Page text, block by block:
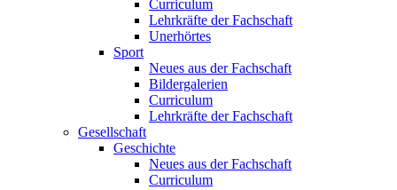
Curriculum
Lehrkräfte der Fachschaft
Unerhörtes
Sport
Neues aus der Fachschaft
Bildergalerien
Curriculum
Lehrkräfte der Fachschaft
Gesellschaft
Geschichte
Neues aus der Fachschaft
Curriculum